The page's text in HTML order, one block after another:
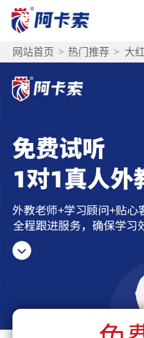
网站首页 > 热门推荐 > 大